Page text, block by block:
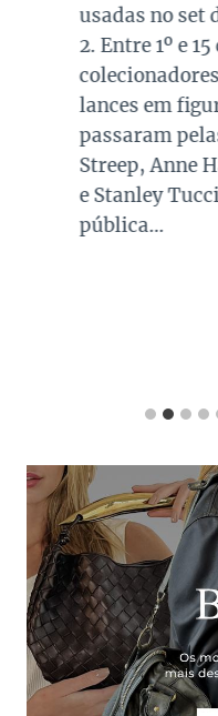
usadas no set
2. Entre 1º e
lances em
passaram
Streep, Anne
e Stanley
pública…